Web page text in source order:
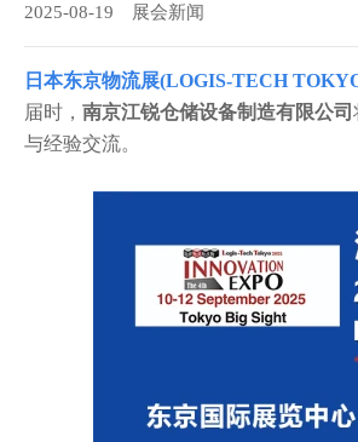
2025-08-19 展会新闻
日本东京物流展(LOGIS-TECH
届时， 南京江锐仓储设备制造有限公司
与经验交流。